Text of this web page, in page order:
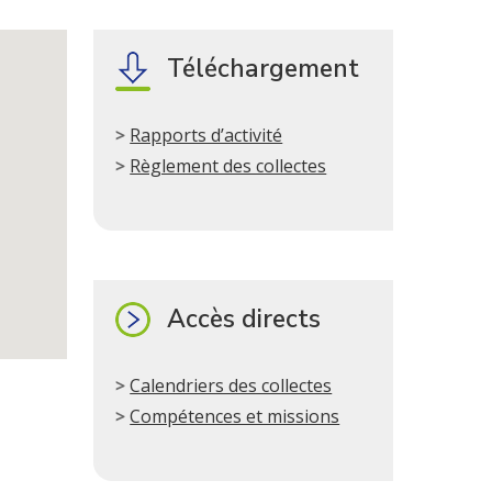
Téléchargement
Rapports d’activité
Règlement des collectes
Accès directs
Calendriers des collectes
Compétences et missions